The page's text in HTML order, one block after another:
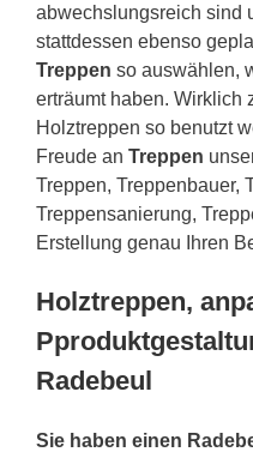
abwechslungsreich sind
stattdessen ebenso
Treppen so auswählen,
erträumt haben. Wirklich
Holztreppen so benutzt
Freude an Treppen
Treppen, Treppenbauer,
Treppensanierung,
Erstellung genau Ihren
Holztreppen,
Radebeul
Sie haben einen